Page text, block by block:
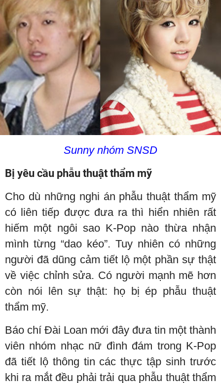
Sunny nhóm SNSD
Bị yêu cầu phẫu thuật thẩm mỹ
Cho dù những nghi án phẫu thuật thẩm mỹ
có liên tiếp được đưa ra thì hiển nhiên rất
hiếm một ngôi sao K-Pop nào thừa nhận
mình từng “dao kéo”. Tuy nhiên có những
người đã dũng cảm tiết lộ một phần sự thật
về việc chỉnh sửa. Có người mạnh mẽ hơn
còn nói lên sự thật: họ bị ép phẫu thuật
thẩm mỹ.
Báo chí Đài Loan mới đây đưa tin một thành
viên nhóm nhạc nữ đình đám trong K-Pop
đã tiết lộ thông tin các thực tập sinh trước
khi ra mắt đều phải trải qua phẫu thuật thẩm